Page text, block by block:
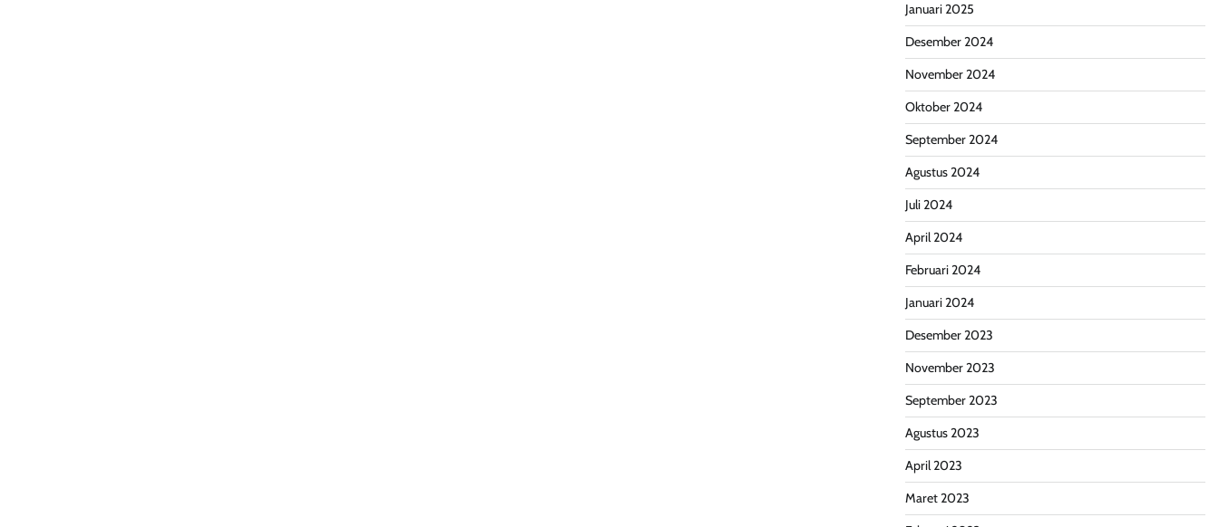
Januari 2025
Desember 2024
November 2024
Oktober 2024
September 2024
Agustus 2024
Juli 2024
April 2024
Februari 2024
Januari 2024
Desember 2023
November 2023
September 2023
Agustus 2023
April 2023
Maret 2023